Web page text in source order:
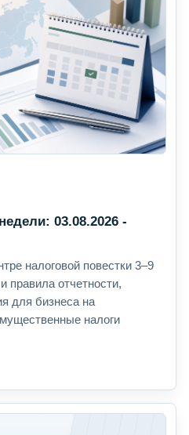
03.08.2026 -
налоговой повестки 3–9
отчетности,
для бизнеса на
налоги